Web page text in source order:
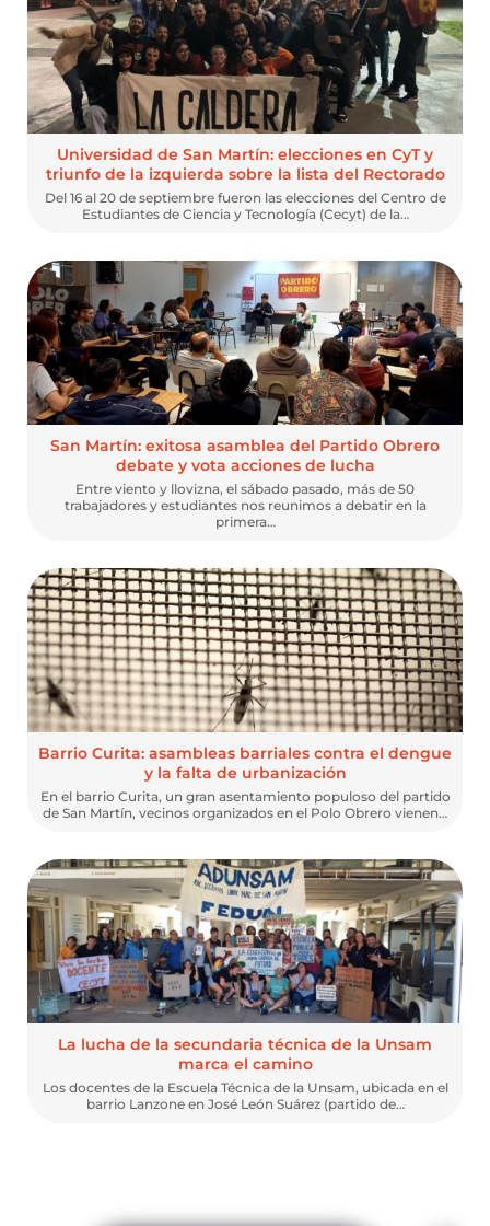
Universidad de San Martín: elecciones en CyT y
triunfo de la izquierda sobre la lista del Rectorado
Del 16 al 20 de septiembre fueron las elecciones del Centro de
Estudiantes de Ciencia y Tecnología (Cecyt) de la…
San Martín: exitosa asamblea del Partido Obrero
debate y vota acciones de lucha
Entre viento y llovizna, el sábado pasado, más de 50
trabajadores y estudiantes nos reunimos a debatir en la
primera…
Barrio Curita: asambleas barriales contra el dengue
y la falta de urbanización
En el barrio Curita, un gran asentamiento populoso del partido
de San Martín, vecinos organizados en el Polo Obrero vienen…
La lucha de la secundaria técnica de la Unsam
marca el camino
Los docentes de la Escuela Técnica de la Unsam, ubicada en el
barrio Lanzone en José León Suárez (partido de…